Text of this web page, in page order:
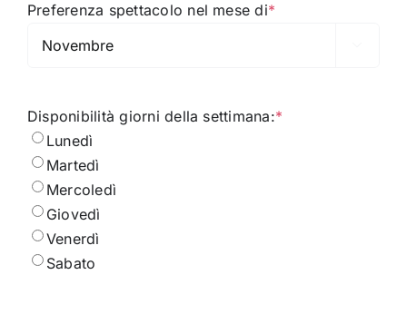
Preferenza spettacolo nel mese di*
Disponibilità giorni della settimana:*
Lunedì
Martedì
Mercoledì
Giovedì
Venerdì
Sabato